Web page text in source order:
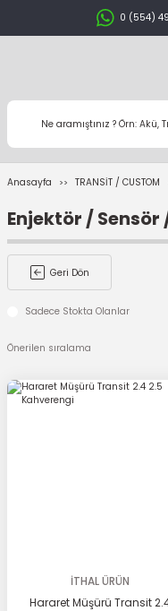
0 (554)
Anasayfa TRANSİT / CUSTOM
Enjektör / Sensör
Geri Dön
Sadece Stokta Olanlar
İTHAL ÜRÜN
Hararet Müşürü Transit